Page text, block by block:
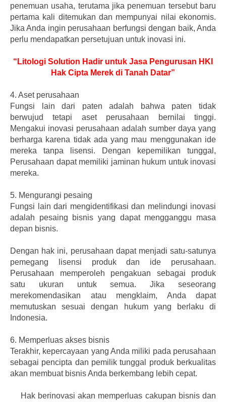
penemuan usaha, terutama jika penemuan tersebut baru
pertama kali ditemukan dan mempunyai nilai ekonomis.
Jika Anda ingin perusahaan berfungsi dengan baik, Anda
perlu mendapatkan persetujuan untuk inovasi ini.
“Litologi Solution Hadir untuk Jasa Pengurusan HKI
Hak Cipta Merek di Tanah Datar”
4. Aset perusahaan
Fungsi lain dari paten adalah bahwa paten tidak
berwujud tetapi aset perusahaan bernilai tinggi.
Mengakui inovasi perusahaan adalah sumber daya yang
berharga karena tidak ada yang mau menggunakan ide
mereka tanpa lisensi. Dengan kepemilikan tunggal,
Perusahaan dapat memiliki jaminan hukum untuk inovasi
mereka.
5. Mengurangi pesaing
Fungsi lain dari mengidentifikasi dan melindungi inovasi
adalah pesaing bisnis yang dapat mengganggu masa
depan bisnis.
Dengan hak ini, perusahaan dapat menjadi satu-satunya
pemegang lisensi produk dan ide perusahaan.
Perusahaan memperoleh pengakuan sebagai produk
satu ukuran untuk semua. Jika seseorang
merekomendasikan atau mengklaim, Anda dapat
memutuskan sesuai dengan hukum yang berlaku di
Indonesia.
6. Memperluas akses bisnis
Terakhir, kepercayaan yang Anda miliki pada perusahaan
sebagai pencipta dan pemilik tunggal produk berkualitas
akan membuat bisnis Anda berkembang lebih cepat.
Hak berinovasi akan memperluas cakupan bisnis dan